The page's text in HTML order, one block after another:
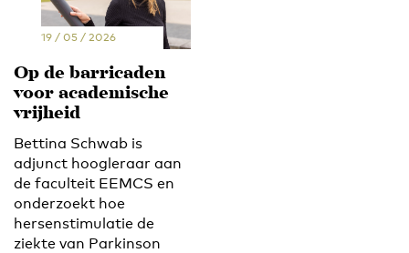
19 / 05 / 2026
Op de barricaden
voor academische
vrijheid
Bettina Schwab is
adjunct hoogleraar aan
de faculteit EEMCS en
onderzoekt hoe
hersenstimulatie de
ziekte van Parkinson